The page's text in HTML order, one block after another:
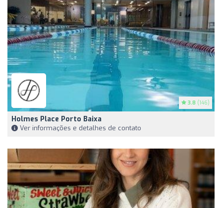
3.8 (146)
Holmes Place Porto Baixa
Ver informações e detalhes de contato